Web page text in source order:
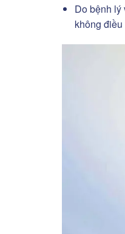
Do bệnh
không